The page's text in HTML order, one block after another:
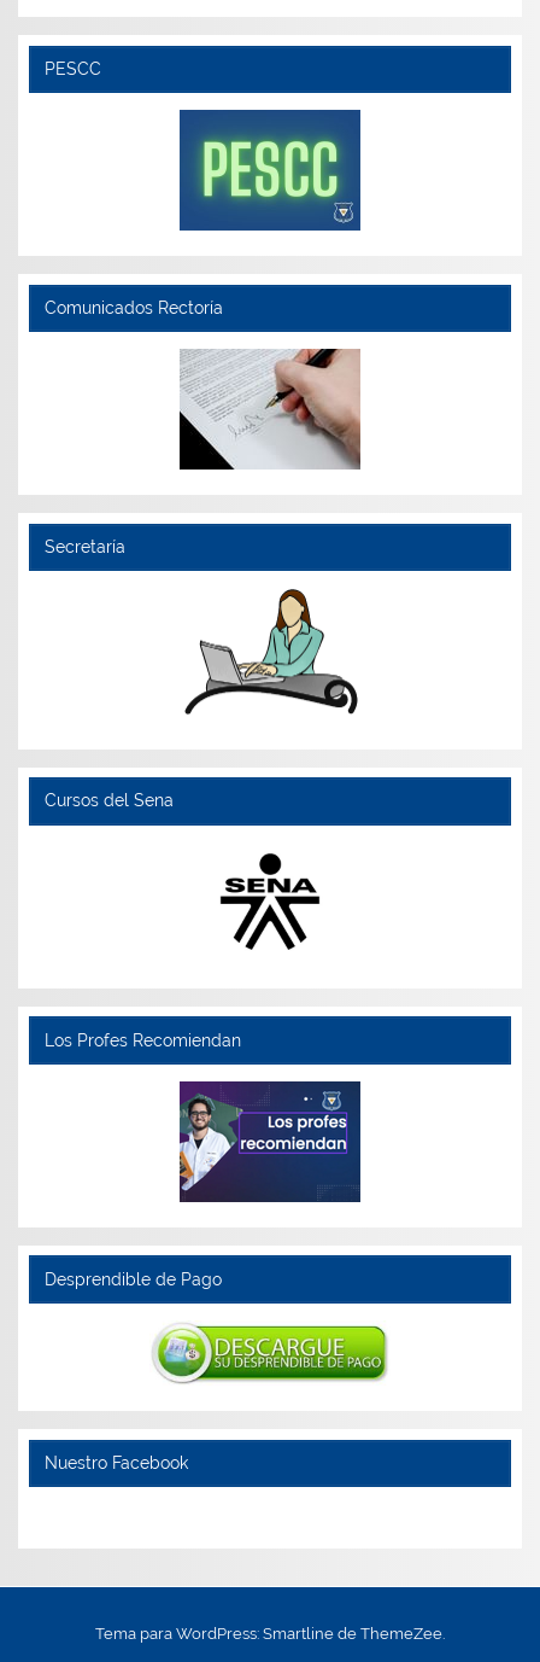
PESCC
Comunicados Rectoría
Secretaría
Cursos del Sena
Los Profes Recomiendan
Desprendible de Pago
Nuestro Facebook
Tema para WordPress: Smartline de ThemeZee.